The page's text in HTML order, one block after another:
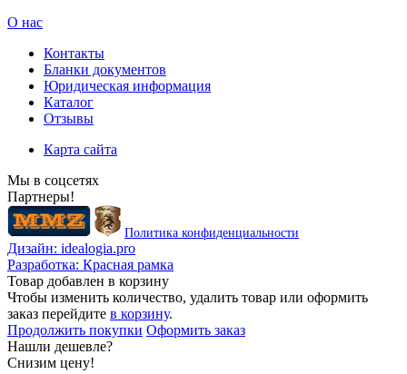
О нас
Контакты
Бланки документов
Юридическая информация
Каталог
Отзывы
Карта сайта
Мы в соцсетях
Партнеры!
Политика конфиденциальности
Дизайн: idealogia.pro
Разработка: Красная рамка
Товар добавлен в корзину
Чтобы изменить количество, удалить товар или оформить
заказ перейдите в корзину.
Продолжить покупки Оформить заказ
Нашли дешевле?
Снизим цену!